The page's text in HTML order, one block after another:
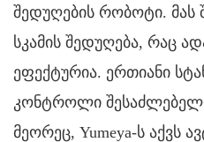
შედუღების რობოტი. მას
სკამის შედუღება, რაც
ეფექტურია. ერთიანი
კონტროლი
მეორეც, Yumeya-ს აქვს